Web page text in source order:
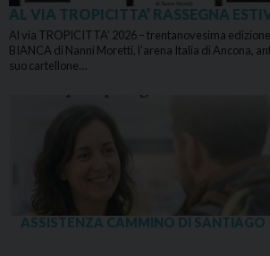
AL VIA TROPICITTA’ RASSEGNA
Al via TROPICITTA’ 2026 – trentanovesima
BIANCA di Nanni Moretti, l’arena Italia di Ancona,
suo cartellone…
ASSISTENZA CAMMINO DI SANTIAGO